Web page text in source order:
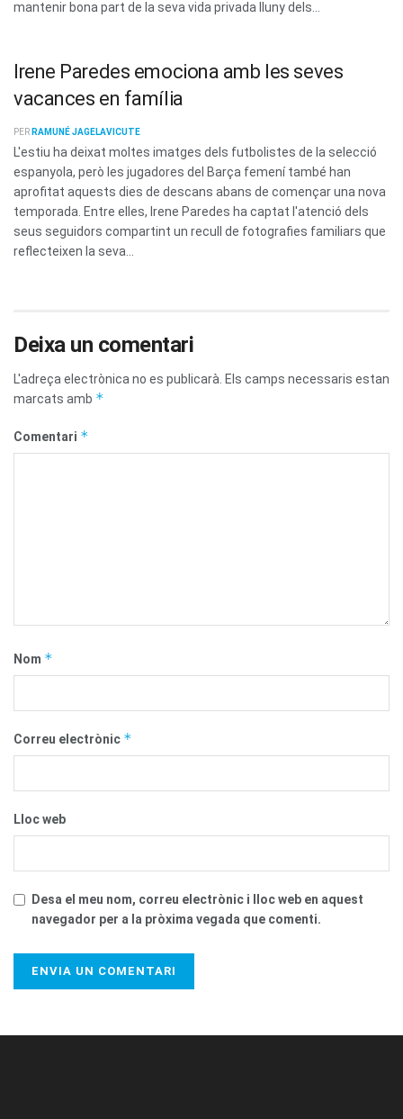
mantenir bona part de la seva vida privada lluny dels...
Irene Paredes emociona amb les seves
vacances en família
PER RAMUNÉ JAGELAVICUTE
L'estiu ha deixat moltes imatges dels futbolistes de la selecció
espanyola, però les jugadores del Barça femení també han
aprofitat aquests dies de descans abans de començar una nova
temporada. Entre elles, Irene Paredes ha captat l'atenció dels
seus seguidors compartint un recull de fotografies familiars que
reflecteixen la seva...
Deixa un comentari
L'adreça electrònica no es publicarà. Els camps necessaris estan
marcats amb *
Comentari *
Nom *
Correu electrònic *
Lloc web
Desa el meu nom, correu electrònic i lloc web en aquest
navegador per a la pròxima vegada que comenti.